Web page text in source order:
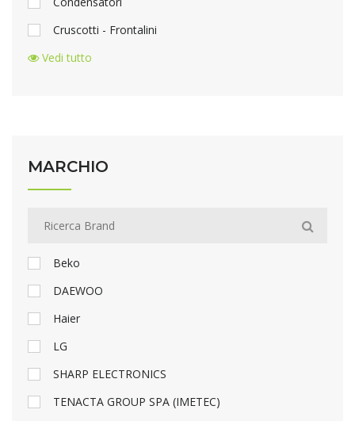
Cruscotti - Frontalini
Vedi tutto
MARCHIO
Beko
DAEWOO
Haier
LG
SHARP ELECTRONICS
TENACTA GROUP SPA (IMETEC)